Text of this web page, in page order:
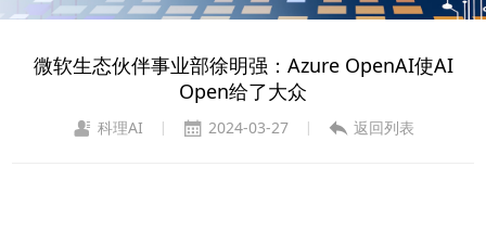
微软生态伙伴事业部徐明强：Azure OpenAI使AI
Open给了大众
科理AI | 2024-03-27 | 返回列表